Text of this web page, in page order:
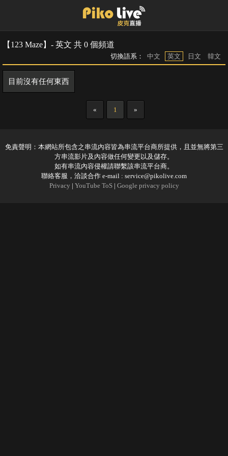
【123 Maze】- 英文 共 0 個頻道
切換語系： 中文 英文 日文 韓文
目前沒有任何東西
« 1 »
免責聲明：本網站所包含之串流內容皆為串流平台商所提供，且並無將第三
方串流影片及內容做任何變更以及儲存。
如有串流內容侵權請聯繫該串流平台商。
聯絡客服，洽談合作 e-mail : service@pikolive.com
Privacy | YouTube ToS| Google privacy policy